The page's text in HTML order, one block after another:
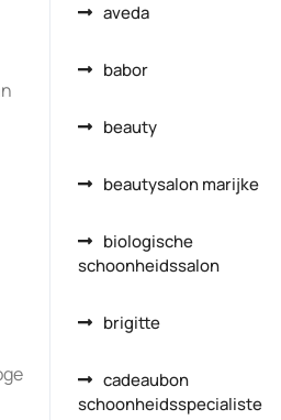
aveda
babor
beauty
beautysalon marijke
biologische
schoonheidssalon
brigitte
cadeaubon
schoonheidsspecialiste